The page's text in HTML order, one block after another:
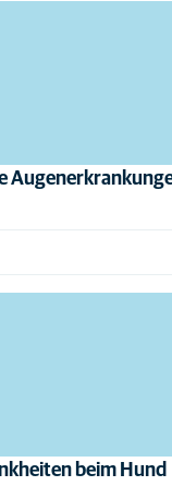
beim Hund